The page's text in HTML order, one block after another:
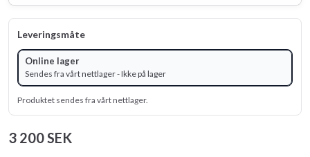
Leveringsmåte
Online lager
Sendes fra vårt nettlager - Ikke på lager
Produktet sendes fra vårt nettlager.
3 200 SEK